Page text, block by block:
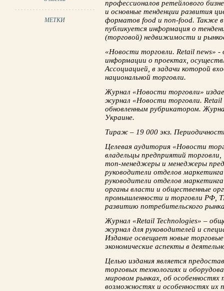
МЕТКИ
профессионалов ретейлового
и основные тенденции развития
форматов food и non-food. Также
публикуется информация о
(торговой) недвижимости и
«Новости торговли. Retail news» -
информации о проектах,
Ассоциацией, в задачи которой
национальной торговли.
Журнал «Новости торговли»
журнал «Новости торговли. Retail
обновленным рубрикатором.
Украине.
Тираж – 19 000 экз.
Целевая аудитория «Новости
владельцы предприятий торговли,
топ-менеджеры и менеджеры
руководители отделов
руководители отделов
органы власти и общественные
промышленности и торговли
развитию потребительского
Журнал «Retail Technologies» –
журнал для руководителей и
Издание освещает новые
экономические аспекты в
Целью издания является
торговых технологиях и
мировом рынках, об
возможностях и особенностях их